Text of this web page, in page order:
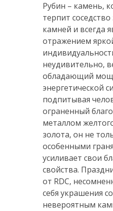
Рубин – камень,
терпит
камней и всегда
отражением
неудивительно,
обладающий
энергетической
подпитывая
ограненный
металлом
золота, он не
особенными
усиливает свои
свойства.
от RDC,
себя украшения
невероятным